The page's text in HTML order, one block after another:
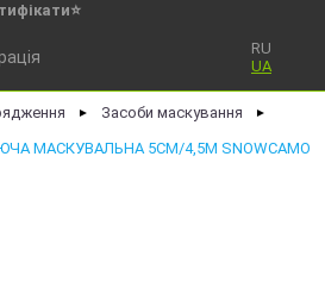
RU
UA
► Засоби маскування ►
МАСКУВАЛЬНА 5СМ/4,5М SNOWCAMO